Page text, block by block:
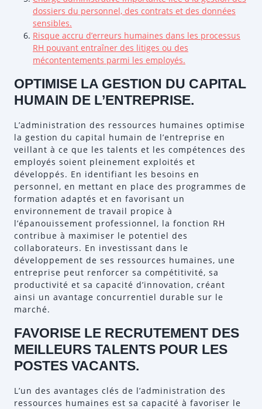
dossiers du personnel, des contrats et des données
sensibles.
Risque accru d’erreurs humaines dans les processus
RH pouvant entraîner des litiges ou des
mécontentements parmi les employés.
OPTIMISE LA GESTION DU CAPITAL
HUMAIN DE L’ENTREPRISE.
L’administration des ressources humaines optimise
la gestion du capital humain de l’entreprise en
veillant à ce que les talents et les compétences des
employés soient pleinement exploités et
développés. En identifiant les besoins en
personnel, en mettant en place des programmes de
formation adaptés et en favorisant un
environnement de travail propice à
l’épanouissement professionnel, la fonction RH
contribue à maximiser le potentiel des
collaborateurs. En investissant dans le
développement de ses ressources humaines, une
entreprise peut renforcer sa compétitivité, sa
productivité et sa capacité d’innovation, créant
ainsi un avantage concurrentiel durable sur le
marché.
FAVORISE LE RECRUTEMENT DES
MEILLEURS TALENTS POUR LES
POSTES VACANTS.
L’un des avantages clés de l’administration des
ressources humaines est sa capacité à favoriser le